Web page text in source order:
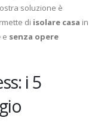
soluzione è
di isolare casa in
e senza opere
i 5